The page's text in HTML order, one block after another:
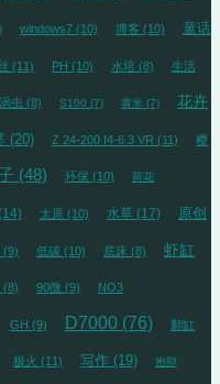
windows7 (10) 博客 (10) 童话
(11) PH (10) 水培 (8) 生活
涡虫 (8) S100 (7) 黄米 (7) 花卉
(20) Z 24-200 f4-6.3 VR (11) 樱
(48) 环保 (10) 荷花
(14) 太原 (10) 水草 (17) 原创
(9) 低碳 (10) 底床 (8) 虾缸
(8) 90微 (9) NO3
GH (9) D7000 (76) 翻缸
极火 (11) 写作 (19) 抱卵